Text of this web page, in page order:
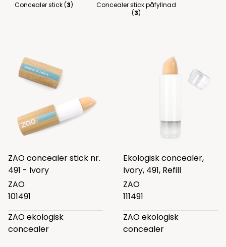
Concealer stick (3)
Concealer stick påfyllnad
(3)
ZAO concealer stick nr.
491 - Ivory
ZAO
101491
ZAO ekologisk
concealer
Ekologisk concealer,
Ivory, 491, Refill
ZAO
111491
ZAO ekologisk
concealer